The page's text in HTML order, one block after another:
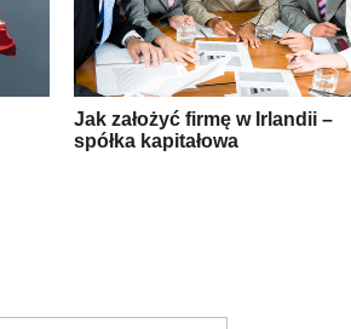
Jak założyć firmę w Irlandii –
spółka kapitałowa